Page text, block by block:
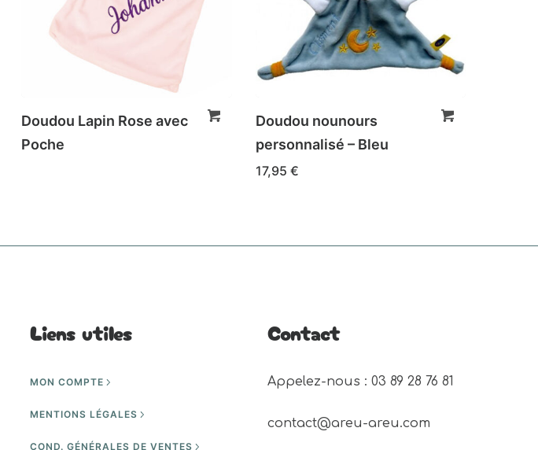
Doudou Lapin Rose avec
Poche
Doudou nounours
personnalisé – Bleu
17,95 €
Liens utiles
MON COMPTE
MENTIONS LÉGALES
COND. GÉNÉRALES DE VENTES
Contact
Appelez-nous : 03 89 28 76 81
contact@areu-areu.com